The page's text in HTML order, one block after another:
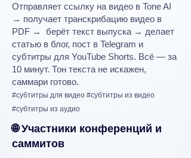
Отправляет ссылку на видео в Tone AI
→ получает транскрибацию видео в
PDF → берёт текст выпуска → делает
статью в блог, пост в Telegram и
субтитры для YouTube Shorts. Всё — за
10 минут. Тон текста не искажен,
саммари готово.
#субтитры для видео #субтитры из видео
#субтитры из аудио
🌐 Участники конференций и
саммитов